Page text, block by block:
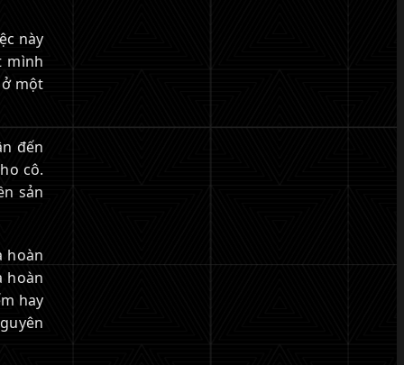
này
mình
một
đến
cô.
sản
hoàn
hoàn
hay